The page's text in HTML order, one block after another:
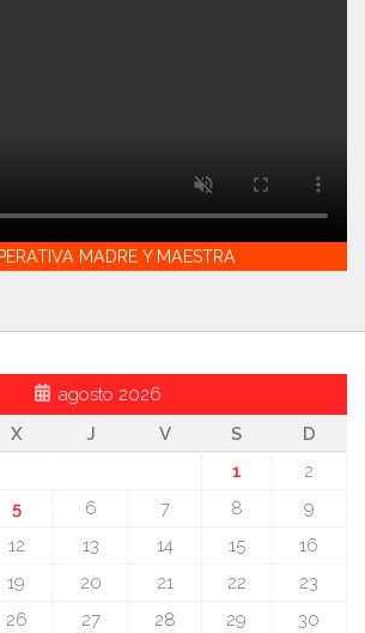
MADRE Y MAESTRA
agosto 2026
X J V S
D
1
2
5 6 7 8
9
12 13 14 15
16
19 20 21 22
23
26 27 28 29
30